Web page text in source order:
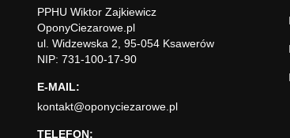
PPHU Wiktor Zajkiewicz
OponyCiezarowe.pl
ul. Widzewska 2, 95-054 Ksawerów
NIP: 731-100-17-90
E-MAIL:
kontakt@oponyciezarowe.pl
TELEFON: